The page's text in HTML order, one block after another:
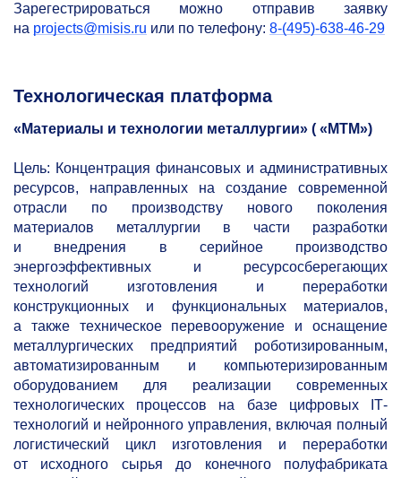
Зарегестрироваться можно отправив заявку
на projects@misis.ru или по телефону: 8-(495)-638-46-29
Технологическая платформа
«Материалы и технологии металлургии» ( «МТМ»)
Цель: Концентрация финансовых и административных
ресурсов, направленных на создание современной
отрасли по производству нового поколения
материалов металлургии в части разработки
и внедрения в серийное производство
энергоэффективных и ресурсосберегающих
технологий изготовления и переработки
конструкционных и функциональных материалов,
а также техническое перевооружение и оснащение
металлургических предприятий роботизированным,
автоматизированным и компьютеризированным
оборудованием для реализации современных
технологических процессов на базе цифровых IТ-
технологий и нейронного управления, включая полный
логистический цикл изготовления и переработки
от исходного сырья до конечного полуфабриката